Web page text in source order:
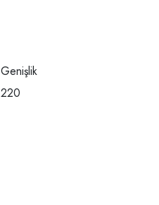
Genişlik
220